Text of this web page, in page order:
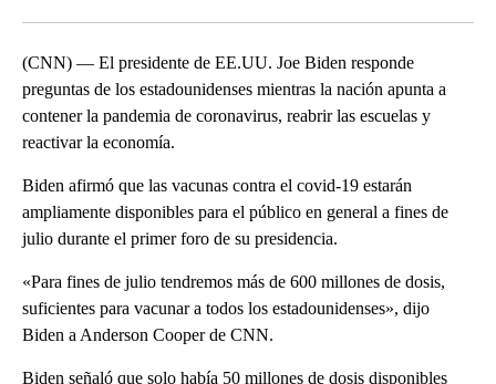
(CNN) — El presidente de EE.UU. Joe Biden responde
preguntas de los estadounidenses mientras la nación apunta a
contener la pandemia de coronavirus, reabrir las escuelas y
reactivar la economía.
Biden afirmó que las vacunas contra el covid-19 estarán
ampliamente disponibles para el público en general a fines de
julio durante el primer foro de su presidencia.
«Para fines de julio tendremos más de 600 millones de dosis,
suficientes para vacunar a todos los estadounidenses», dijo
Biden a Anderson Cooper de CNN.
Biden señaló que solo había 50 millones de dosis disponibles